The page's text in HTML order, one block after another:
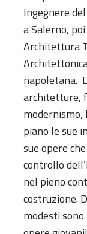
Ingegnere
a Salerno,
Architettura
napoletana.
architetture,
modernismo,
piano le sue
sue opere
controllo
nel pieno
costruzione.
modesti